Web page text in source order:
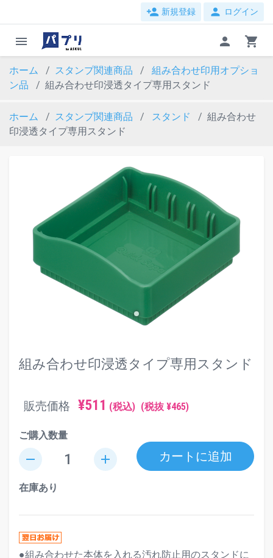
person_add 新規登録 person ログイン
menu person shopping_cart
ホーム スタンプ関連商品
組み合わせ印用オプショ
ン品
組み合わせ印浸透タイプ専用スタンド
ホーム スタンプ関連商品 スタンド
組み合わせ
印浸透タイプ専用スタンド
組み合わせ印浸透タイプ専用スタンド
販売価格 ¥511 (税込) (税抜 ¥465)
ご購入数量
remove add カートに追加
在庫あり
●組み合わせた本体を入れる汚れ防止用のスタンドに